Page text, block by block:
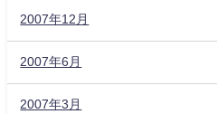
2007年12月
2007年6月
2007年3月